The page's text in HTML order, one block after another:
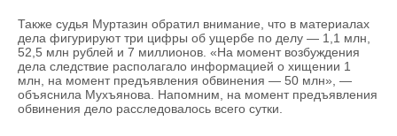
Также судья Муртазин обратил внимание, что в материалах
дела фигурируют три цифры об ущербе по делу — 1,1 млн,
52,5 млн рублей и 7 миллионов. «На момент возбуждения
дела следствие располагало информацией о хищении 1
млн, на момент предъявления обвинения — 50 млн», —
объяснила Мухъянова. Напомним, на момент предъявления
обвинения дело расследовалось всего сутки.